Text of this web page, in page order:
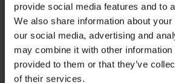
provide social media features and to
We also share information about
our social media, advertising and
may combine it with other information
provided to them or that they’ve
of their services.